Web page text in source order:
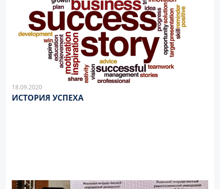
18.09.2020
ИСТОРИЯ УСПЕХА